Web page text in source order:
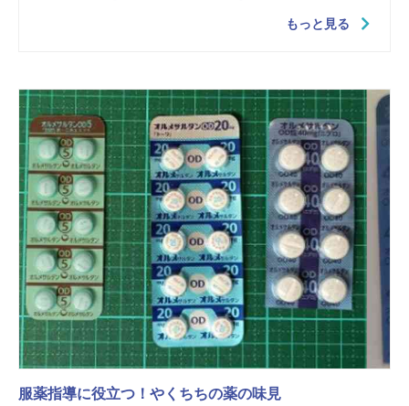
もっと見る
服薬指導に役立つ！やくちちの薬の味見